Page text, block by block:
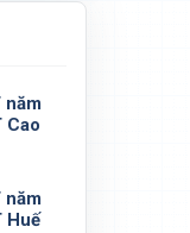
năm
Cao
năm
Huế